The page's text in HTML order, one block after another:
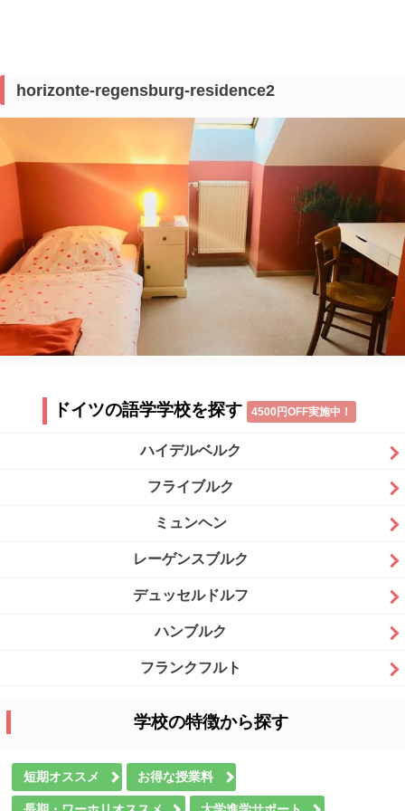
horizonte-regensburg-residence2
ドイツの語学学校を探す 4500円OFF実施中！
ハイデルベルク
フライブルク
ミュンヘン
レーゲンスブルク
デュッセルドルフ
ハンブルク
フランクフルト
学校の特徴から探す
短期オススメ お得な授業料